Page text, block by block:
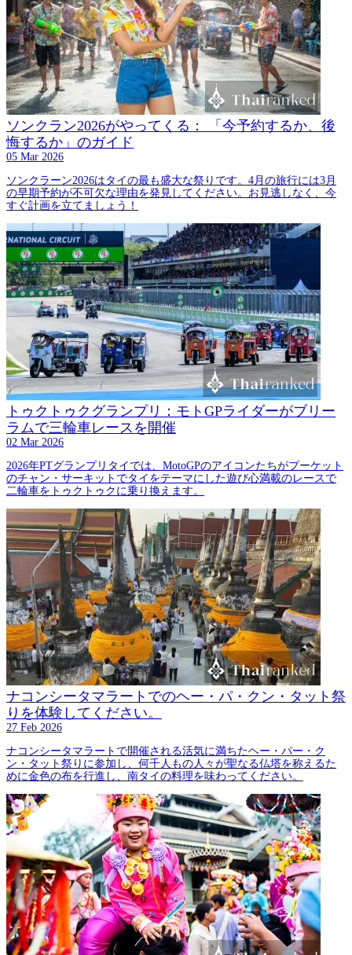
ソンクラン2026がやってくる： 「今予約するか、後
悔するか」のガイド
05 Mar 2026
ソンクラーン2026はタイの最も盛大な祭りです。4月の旅行には3月
の早期予約が不可欠な理由を発見してください。お見逃しなく、今
すぐ計画を立てましょう！
トゥクトゥクグランプリ：モトGPライダーがブリー
ラムで三輪車レースを開催
02 Mar 2026
2026年PTグランプリタイでは、MotoGPのアイコンたちがプーケット
のチャン・サーキットでタイをテーマにした遊び心満載のレースで
二輪車をトゥクトゥクに乗り換えます。
ナコンシータマラートでのヘー・パ・クン・タット祭
りを体験してください。
27 Feb 2026
ナコンシータマラートで開催される活気に満ちたヘー・パー・ク
ン・タット祭りに参加し、何千人もの人々が聖なる仏塔を称えるた
めに金色の布を行進し、南タイの料理を味わってください。